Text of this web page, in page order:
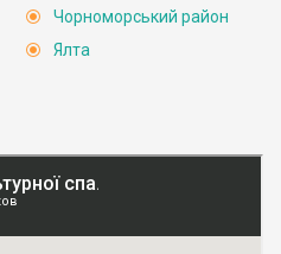
Чорноморський район
Ялта